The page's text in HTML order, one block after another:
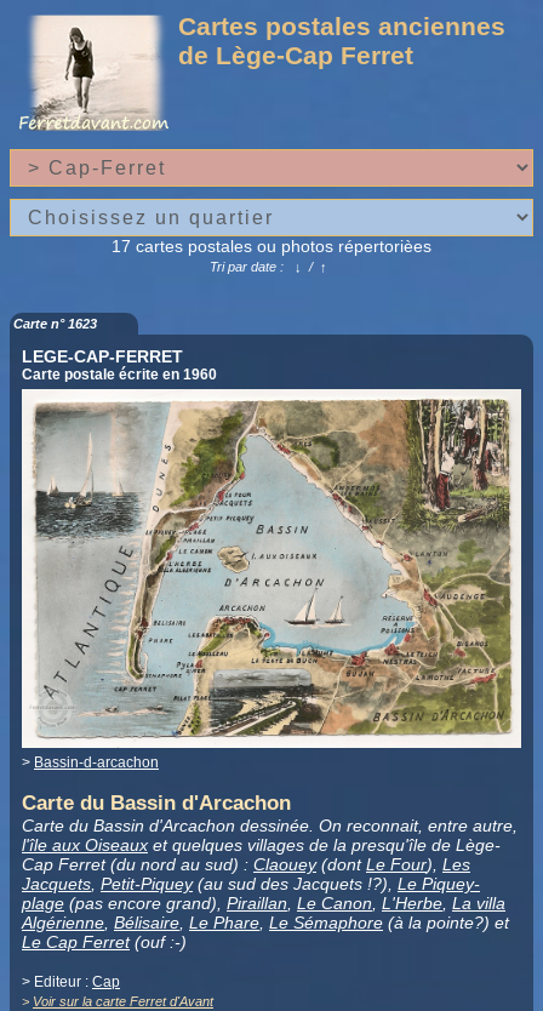
Cartes postales anciennes
de Lège-Cap Ferret
17 cartes postales ou photos répertorièes
Tri par date : ↓ /↑
Carte n° 1623
LEGE-CAP-FERRET
Carte postale écrite en 1960
> Bassin-d-arcachon
Carte du Bassin d'Arcachon
Carte du Bassin d'Arcachon dessinée. On reconnait, entre autre,
l'île aux Oiseaux et quelques villages de la presqu'île de Lège-
Cap Ferret (du nord au sud) : Claouey(dontLe Four), Les
Jacquets Petit-Piquey(au sud des Jacquets !?), Le Piquey-
plage (pas encore grand), Piraillan Le Canon L'Herbe La villa
Algérienne Bélisaire Le Phare Le Sémaphore (à la pointe?) et
Le Cap Ferret(ouf :-)
> Editeur : Cap
> Voir sur la carte Ferret d'Avant